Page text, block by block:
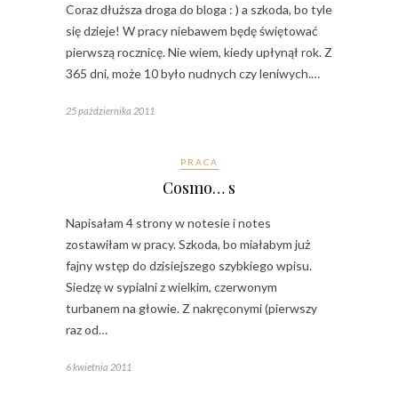
Coraz dłuższa droga do bloga : ) a szkoda, bo tyle
się dzieje! W pracy niebawem będę świętować
pierwszą rocznicę. Nie wiem, kiedy upłynął rok. Z
365 dni, może 10 było nudnych czy leniwych.…
25 października 2011
PRACA
Cosmo… s
Napisałam 4 strony w notesie i notes
zostawiłam w pracy. Szkoda, bo miałabym już
fajny wstęp do dzisiejszego szybkiego wpisu.
Siedzę w sypialni z wielkim, czerwonym
turbanem na głowie. Z nakręconymi (pierwszy
raz od…
6 kwietnia 2011